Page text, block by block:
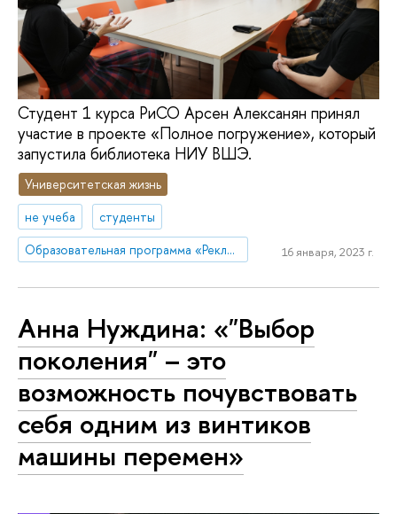
Студент 1 курса РиСО Арсен Алексанян принял
участие в проекте «Полное погружение», который
запустила библиотека НИУ ВШЭ.
Университетская жизнь
не учеба
студенты
Образовательная программа «Реклама и связи с общественностью»
16 января, 2023 г.
Анна Нуждина: «"Выбор
поколения" – это
возможность почувствовать
себя одним из винтиков
машины перемен»